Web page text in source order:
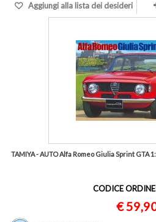
Aggiungi alla lista dei desideri
TAMIYA - AUTO Alfa Romeo Giulia Sprint GTA
CODICE
€